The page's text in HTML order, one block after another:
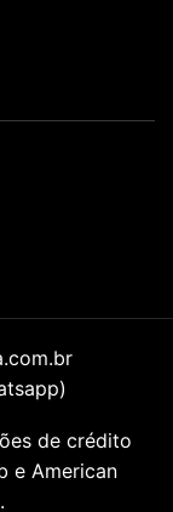
de crédito
e American